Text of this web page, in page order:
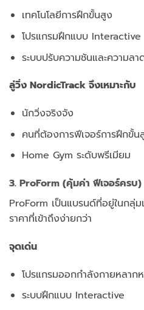
เทคโนโลยีการฝึกขั้นสูง
โปรแกรมฝึกแบบ Interactive
ระบบปรับความชันและความล
ลู่วิ่ง NordicTrack จึงเหมาะกับ
นักวิ่งจริงจัง
คนที่ต้องการฟีเจอร์การฝึกขั้น
Home Gym ระดับพรีเมียม
3. ProForm (คุ้มค่า ฟีเจอร์ครบ)
ProForm เป็นแบรนด์ที่อยู่ในกลุ่
ราคาที่เข้าถึงง่ายกว่า
จุดเด่น
โปรแกรมออกกำลังกายหลาก
ระบบฝึกแบบ Interactive